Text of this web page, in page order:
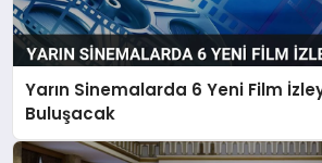
Yarın Sinemalarda 6 Yeni Film
Buluşacak